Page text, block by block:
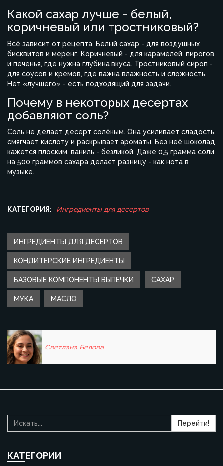
Какой сахар лучше - белый,
коричневый или тростниковый?
Всё зависит от рецепта. Белый сахар - для воздушных
бисквитов и меренг. Коричневый - для карамелей, пирогов
и печенья, где нужна глубина вкуса. Тростниковый сироп -
для соусов и кремов, где важна влажность и сложность.
Нет «лучшего» - есть подходящий для задачи.
Почему в некоторых десертах
добавляют соль?
Соль не делает десерт солёным. Она усиливает сладость,
смягчает кислоту и раскрывает ароматы. Без неё шоколад
кажется плоским, ваниль - безликой. Даже 0,5 грамма соли
на 500 граммов сахара делает разницу - как нота в
музыке.
КАТЕГОРИЯ: Ингредиенты для десертов
ИНГРЕДИЕНТЫ ДЛЯ ДЕСЕРТОВ
КОНДИТЕРСКИЕ ИНГРЕДИЕНТЫ
БАЗОВЫЕ КОМПОНЕНТЫ ВЫПЕЧКИ САХАР
МУКА МАСЛО
Светлана Белова
Перейти!
КАТЕГОРИИ